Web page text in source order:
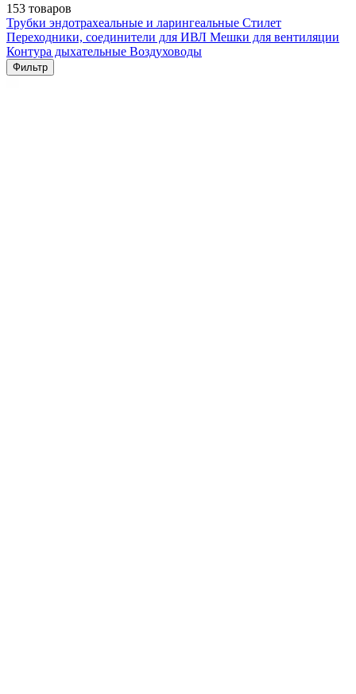
153 товаров
Трубки эндотрахеальные и ларингеальные Стилет
Переходники, соединители для ИВЛ Мешки для вентиляции
Контура дыхательные Воздуховоды
Фильтр